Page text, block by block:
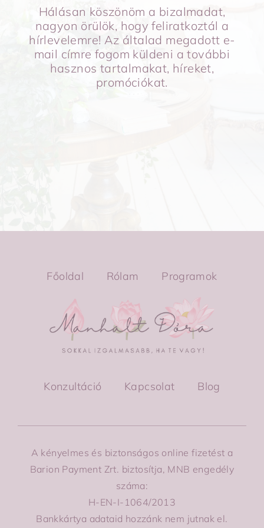
Hálásan köszönöm a bizalmadat,
nagyon örülök, hogy feliratkoztál a
hírlevelemre! Az általad megadott e-
mail címre fogom küldeni a további
hasznos tartalmakat, híreket,
promóciókat.
Főoldal Rólam Programok
Konzultáció Kapcsolat Blog
A kényelmes és biztonságos online fizetést a
Barion Payment Zrt. biztosítja, MNB engedély
száma:
H-EN-I-1064/2013
Bankkártya adataid hozzánk nem jutnak el.